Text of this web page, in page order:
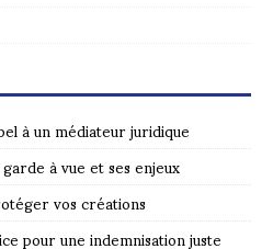
à un médiateur juridique
à vue et ses enjeux
vos créations
pour une indemnisation juste